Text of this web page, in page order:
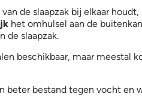
de slaapzak bij elkaar
het omhulsel aan de
de slaapzak.
beschikbaar, maar meestal
beter bestand tegen vocht en